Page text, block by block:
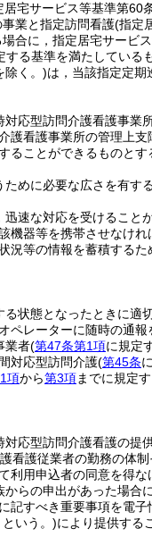
居宅サービス等基準第60
業と指定訪問看護(指定
合に，指定居宅サービ
る基準を満たしている
除く。)は，当該指定定期
応型訪問介護看護事業
護看護事業所の管理上
ことができるものとす
めに必要な広さを有す
速な対応を受けること
器等を携帯させなけれ
等の情報を蓄積する
状態となったときに適
ペレーターに随時の通
業者(第47条第1項に規定
対応型訪問介護(第45条
項から第3項までに規定
応型訪問介護看護の提
看護従業者の勤務の体
用申込者の同意を得な
らの申出があった場合
すべき重要事項を電
いう。)により提供する